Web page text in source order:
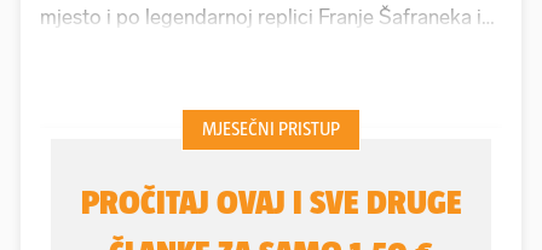
mjesto i po legendarnoj replici Franje Šafraneka iz
svinje prevarantske. Takve bi trebalo poslati na